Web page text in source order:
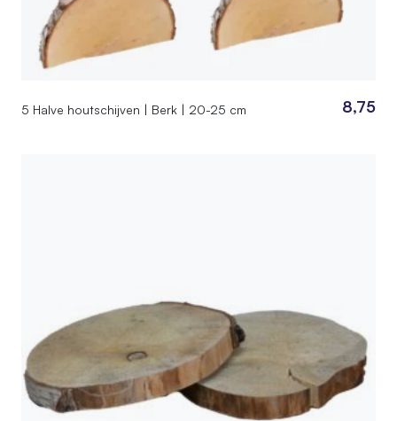
5 Halve houtschijven | Berk | 20-25 cm 8,75